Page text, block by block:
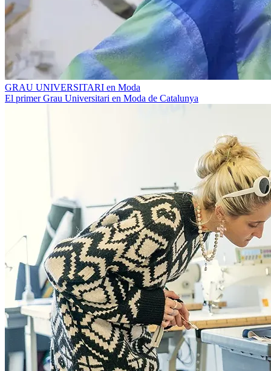
GRAU UNIVERSITARI en Moda
El primer Grau Universitari en Moda de Catalunya